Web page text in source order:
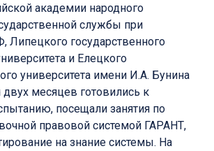
академии народного
службы при
Липецкого государственного
и Елецкого
университета имени И.А. Бунина
месяцев готовились к
посещали занятия по
правовой системой ГАРАНТ,
на знание системы. На